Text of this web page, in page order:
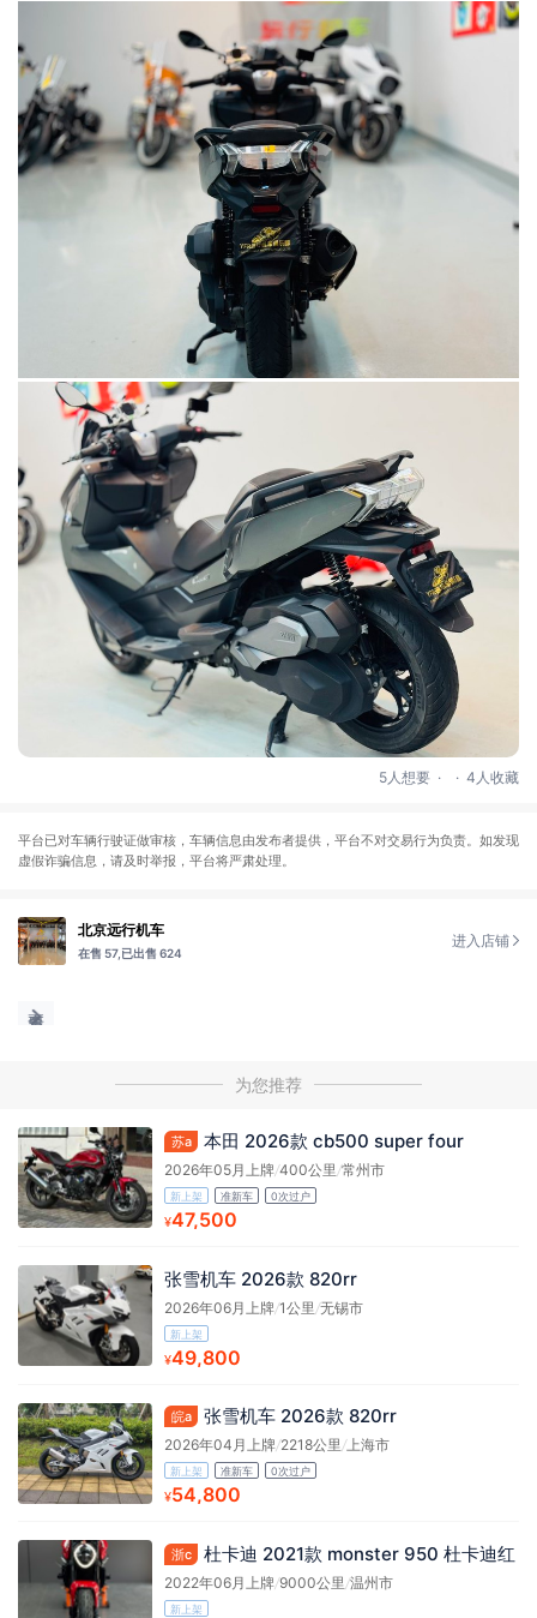
5人想要 . . 4人收藏
平台已对车辆行驶证做审核，车辆信息由发布者提供，平台不对交易行为负责。如发现
虚假诈骗信息，请及时举报，平台将严肃处理。
北京远行机车
在售 57, 已出售 624
进入店铺
为您推荐
苏a 本田 2026款 cb500 super four
2026年05月上牌/400公里 /常州市
新上架 准新车 0次过户
¥47,500
张雪机车 2026款 820rr
2026年06月上牌/1公里 /无锡市
新上架
¥49,800
皖a 张雪机车 2026款 820rr
2026年04月上牌/2218公里/上海市
新上架 准新车 0次过户
¥54,800
浙c 杜卡迪 2021款 monster 950 杜卡迪红
2022年06月上牌/9000公里/温州市
新上架